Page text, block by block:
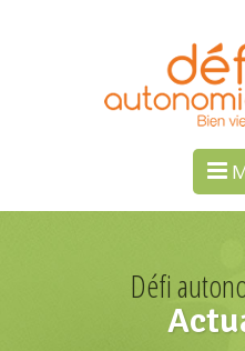
Défi